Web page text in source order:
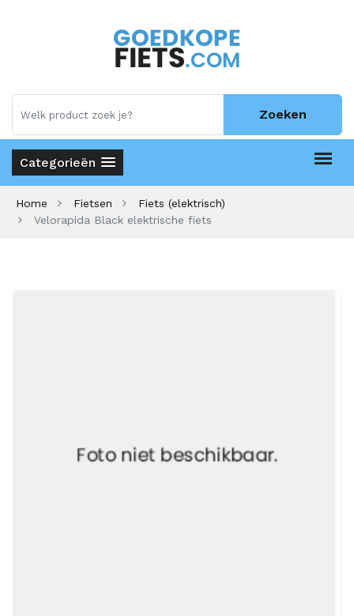
Zoeken
Categorieën
Home Fietsen
Fiets (elektrisch)
Velorapida Black elektrische fiets